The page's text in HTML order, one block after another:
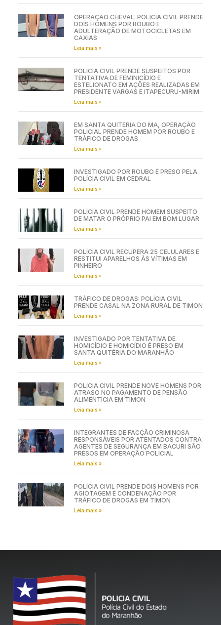
OPERAÇÃO CHEVAL: POLÍCIA CIVIL PRENDE
DOIS HOMENS POR ROUBO E
ADULTERAÇÃO DE MOTOCICLETAS EM
CAXIAS
Leia mais »
POLÍCIA CIVIL PRENDE SUSPEITOS POR
TENTATIVA DE FEMINICÍDIO E
ESTELIONATO EM AÇÕES REALIZADAS EM
PRESIDENTE VARGAS E ITAPECURU-MIRIM
Leia mais »
EM SANTA QUITÉRIA DO MA, OPERAÇÃO
POLICIAL PRENDE HOMEM POR ROUBO E
TRÁFICO DE DROGAS
Leia mais »
INVESTIGADO POR ROUBO É PRESO PELA
POLÍCIA CIVIL EM CEDRAL
Leia mais »
POLÍCIA CIVIL PRENDE HOMEM SUSPEITO
DE MATAR O PRÓPRIO PAI EM BOM LUGAR
Leia mais »
POLÍCIA CIVIL RECUPERA 25 CELULARES E
RESTITUI APARELHOS ÀS VÍTIMAS EM
PINHEIRO
Leia mais »
TRÁFICO DE DROGAS: POLÍCIA CIVIL
PRENDE CASAL NA ZONA RURAL DE TIMON
Leia mais »
INVESTIGADO POR TENTATIVA DE
HOMICÍDIO E HOMICÍDIO É PRESO EM
SANTA QUITÉRIA DO MARANHÃO
Leia mais »
POLÍCIA CIVIL PRENDE NOVE HOMENS POR
ATRASO NO PAGAMENTO DE PENSÃO
ALIMENTÍCIA EM TIMON
Leia mais »
INTEGRANTES DE FACÇÃO CRIMINOSA
RESPONSÁVEIS POR ATENTADOS CONTRA
AGENTES DE SEGURANÇA EM BACURI SÃO
PRESOS EM OPERAÇÃO POLICIAL
Leia mais »
POLÍCIA CIVIL PRENDE DOIS HOMENS POR
AGIOTAGEM E CONDENAÇÃO POR
TRÁFICO DE DROGAS EM TIMON
Leia mais »